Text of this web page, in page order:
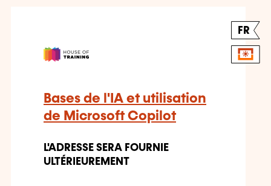
FR
Bases de l'IA et utilisation
de Microsoft Copilot
L'ADRESSE SERA FOURNIE
ULTÉRIEUREMENT